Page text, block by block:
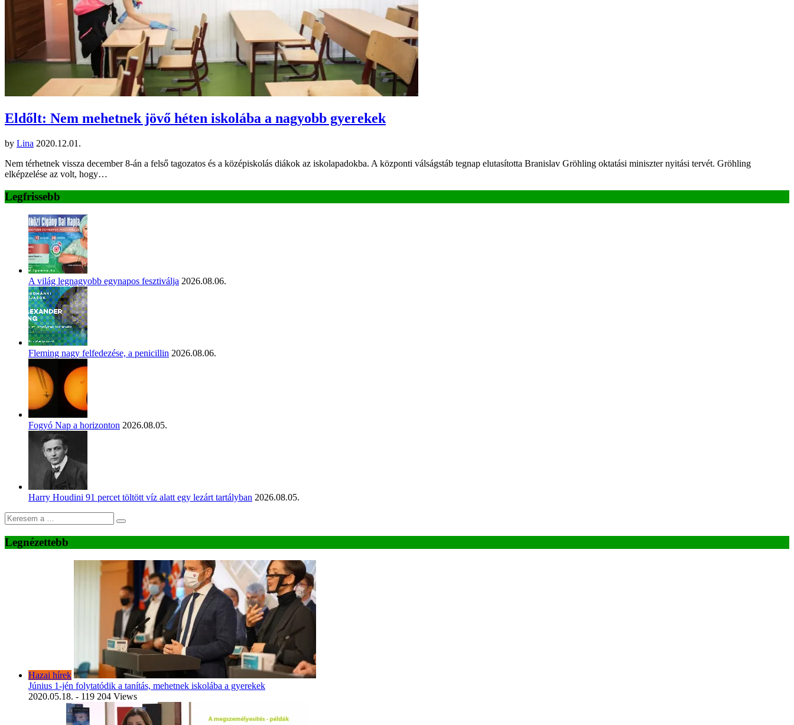
Eldőlt: Nem mehetnek jövő héten iskolába a nagyobb gyerekek
by Lina 2020.12.01.
Nem térhetnek vissza december 8-án a felső tagozatos és a középiskolás diákok az iskolapadokba. A központi válságstáb tegnap elutasította Branislav Gröhling oktatási miniszter nyitási tervét. Gröhling
elképzelése az volt, hogy…
Legfrissebb
A világ legnagyobb egynapos fesztiválja 2026.08.06.
Fleming nagy felfedezése, a penicillin 2026.08.06.
Fogyó Nap a horizonton 2026.08.05.
Harry Houdini 91 percet töltött víz alatt egy lezárt tartályban 2026.08.05.
Legnézettebb
Hazai hírek
Június 1-jén folytatódik a tanítás, mehetnek iskolába a gyerekek
2020.05.18. - 119 204 Views